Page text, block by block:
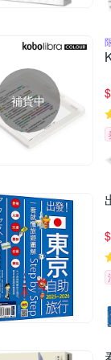
補貨中 $
$